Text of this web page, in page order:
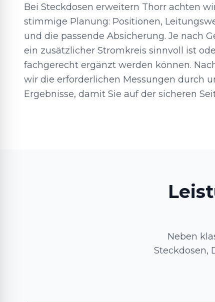
Bei Steckdosen erweitern Thorr achten
stimmige Planung: Positionen,
und die passende Absicherung. Je nach
ein zusätzlicher Stromkreis sinnvoll ist
fachgerecht ergänzt werden können.
wir die erforderlichen Messungen durch
Ergebnisse, damit Sie auf der sicheren
Neben
Steckdosen,